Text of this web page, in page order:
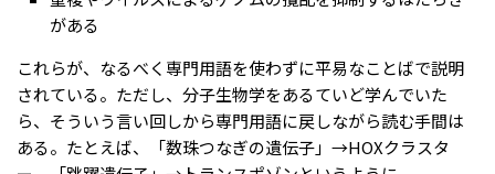
がある
これらが、なるべく専門用語を使わずに平易なことばで説明
されている。ただし、分子生物学をあるていど学んでいた
ら、そういう言い回しから専門用語に戻しながら読む手間は
ある。たとえば、「数珠つなぎの遺伝子」→HOXクラスタ